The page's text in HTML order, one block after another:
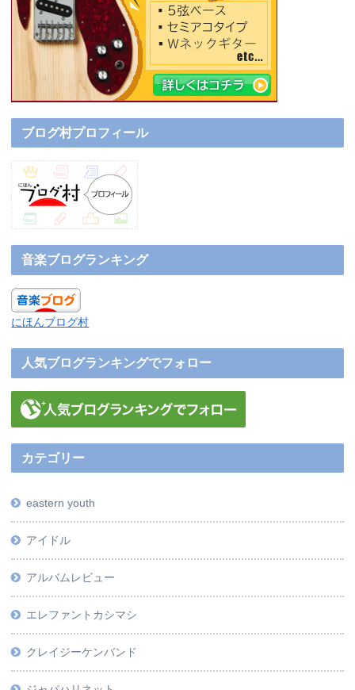
ブログ村プロフィール
音楽ブログランキング
にほんブログ村
人気ブログランキングでフォロー
カテゴリー
eastern youth
アイドル
アルバムレビュー
エレファントカシマシ
クレイジーケンバンド